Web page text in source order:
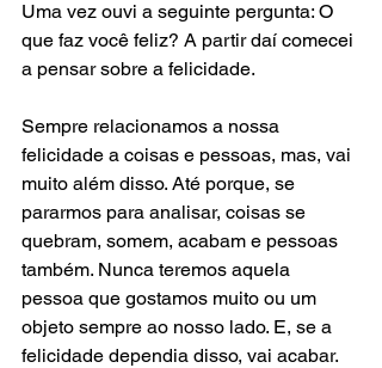
Uma vez ouvi a seguinte pergunta: O
que faz você feliz? A partir daí comecei
a pensar sobre a felicidade.
Sempre relacionamos a nossa
felicidade a coisas e pessoas, mas, vai
muito além disso. Até porque, se
pararmos para analisar, coisas se
quebram, somem, acabam e pessoas
também. Nunca teremos aquela
pessoa que gostamos muito ou um
objeto sempre ao nosso lado. E, se a
felicidade dependia disso, vai acabar.